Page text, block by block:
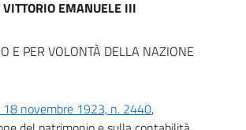
VITTORIO EMANUELE III
E PER VOLONTÀ DELLA NAZIONE
18 novembre 1923, n. 2440,